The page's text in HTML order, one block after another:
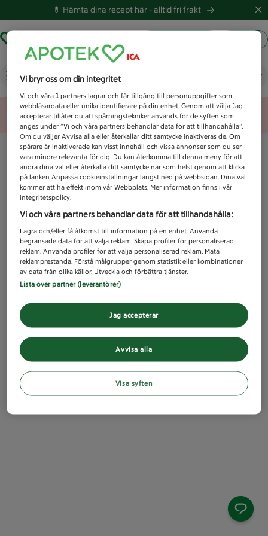
💊 Hämta dina recept här -alltid fri frakt
Vad letar du efter idag?
Unknown error
Vi bryr oss om din integritet
Vi och våra1 partners lagrar och får tillgång till personuppgifter som
webbläsardata eller unika identifierare på din enhet. Genom att välja Jag
accepterar tillåter du att spårningstekniker används för de syften som
anges under ”Vi och våra partners behandlar data för att tillhandahålla”.
Om du väljer Avvisa alla eller återkallar ditt samtycke inaktiveras de. Om
spårare är inaktiverade kan visst innehåll och vissa annonser som du ser
vara mindre relevanta för dig. Du kan återkomma till denna meny för att
ändra dina val eller återkalla ditt samtycke när som helst genom att klicka
på länken Anpassa cookieinställningar längst ned på webbsidan. Dina val
kommer att ha effekt inom vår Webbplats. Mer information finns i vår
integritetspolicy.
Vi och våra partners behandlar data för att tillhandahålla:
Lagra och/eller få åtkomst till information på en enhet. Använda
begränsade data för att välja reklam. Skapa profiler för personaliserad
reklam. Använda profiler för att välja personaliserad reklam. Mäta
reklamprestanda. Förstå målgrupper genom statistik eller kombinationer
av data från olika källor. Utveckla och förbättra tjänster.
Lista över partner (leverantörer)
Avvisa alla
Jag accepterar
Visa syften